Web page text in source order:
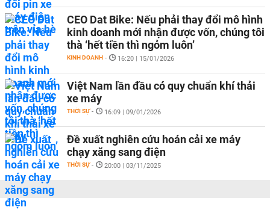
CEO Dat Bike: Nếu phải thay đổi mô hình
kinh doanh mới nhận được vốn, chúng tôi
thà ‘hết tiền thì ngỏm luôn’
KINH DOANH - 16:20 | 15/01/2026
Việt Nam lần đầu có quy chuẩn khí thải
xe máy
THỜI SỰ - 16:09 | 09/01/2026
Đề xuất nghiên cứu hoán cải xe máy
chạy xăng sang điện
THỜI SỰ - 20:00 | 03/11/2025